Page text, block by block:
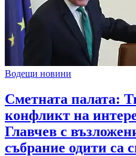
Водещи новини
Сметната палата:
конфликт на
Главчев с
събрание одити са